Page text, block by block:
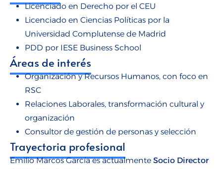
Licenciado en Derecho por el CEU
Licenciado en Ciencias Políticas por la
Universidad Complutense de Madrid
PDD por IESE Business School
Áreas de interés
Organización y Recursos Humanos, con foco en
RSC
Relaciones Laborales, transformación cultural y
organización
Consultor de gestión de personas y selección
Trayectoria profesional
Emilio Marcos García es actualmente Socio Director